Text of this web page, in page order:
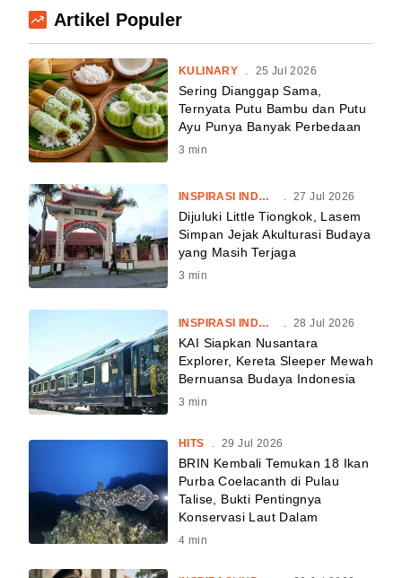
Artikel Populer
KULINARY . 25 Jul 2026
Sering Dianggap Sama,
Ternyata Putu Bambu dan Putu
Ayu Punya Banyak Perbedaan
3 min
INSPIRASI INDONESIA . 27 Jul 2026
Dijuluki Little Tiongkok, Lasem
Simpan Jejak Akulturasi Budaya
yang Masih Terjaga
3 min
INSPIRASI INDONESIA 28 Jul 2026
KAI Siapkan Nusantara
Explorer, Kereta Sleeper Mewah
Bernuansa Budaya Indonesia
3 min
HITS 29 Jul 2026
BRIN Kembali Temukan 18 Ikan
Purba Coelacanth di Pulau
Talise, Bukti Pentingnya
Konservasi Laut Dalam
4 min